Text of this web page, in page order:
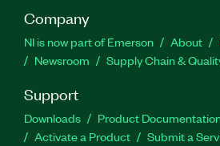
Company
NI is now part of Emerson About
Newsroom
Supply Chain &
Support
Downloads Product
Activate a Product
Submit a